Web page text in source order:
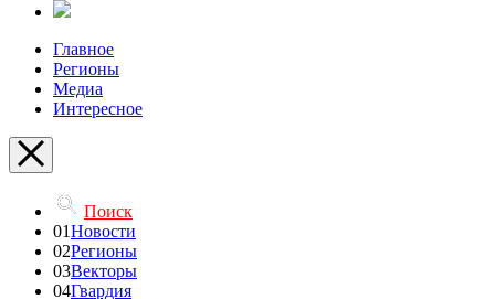
Главное
Регионы
Медиа
Интересное
Поиск
01Новости
02Регионы
03Векторы
04Гвардия